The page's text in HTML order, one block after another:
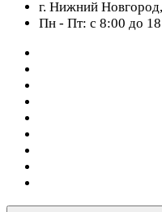
г. Нижний
Пн - Пт: с 8:00 до